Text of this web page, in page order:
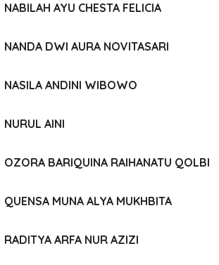
NABILAH AYU CHESTA FELICIA
NANDA DWI AURA NOVITASARI
NASILA ANDINI WIBOWO
NURUL AINI
OZORA BARIQUINA RAIHANATU QOLBI
QUENSA MUNA ALYA MUKHBITA
RADITYA ARFA NUR AZIZI